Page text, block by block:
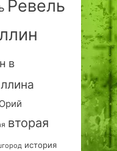
Ревель
в
вторая
история